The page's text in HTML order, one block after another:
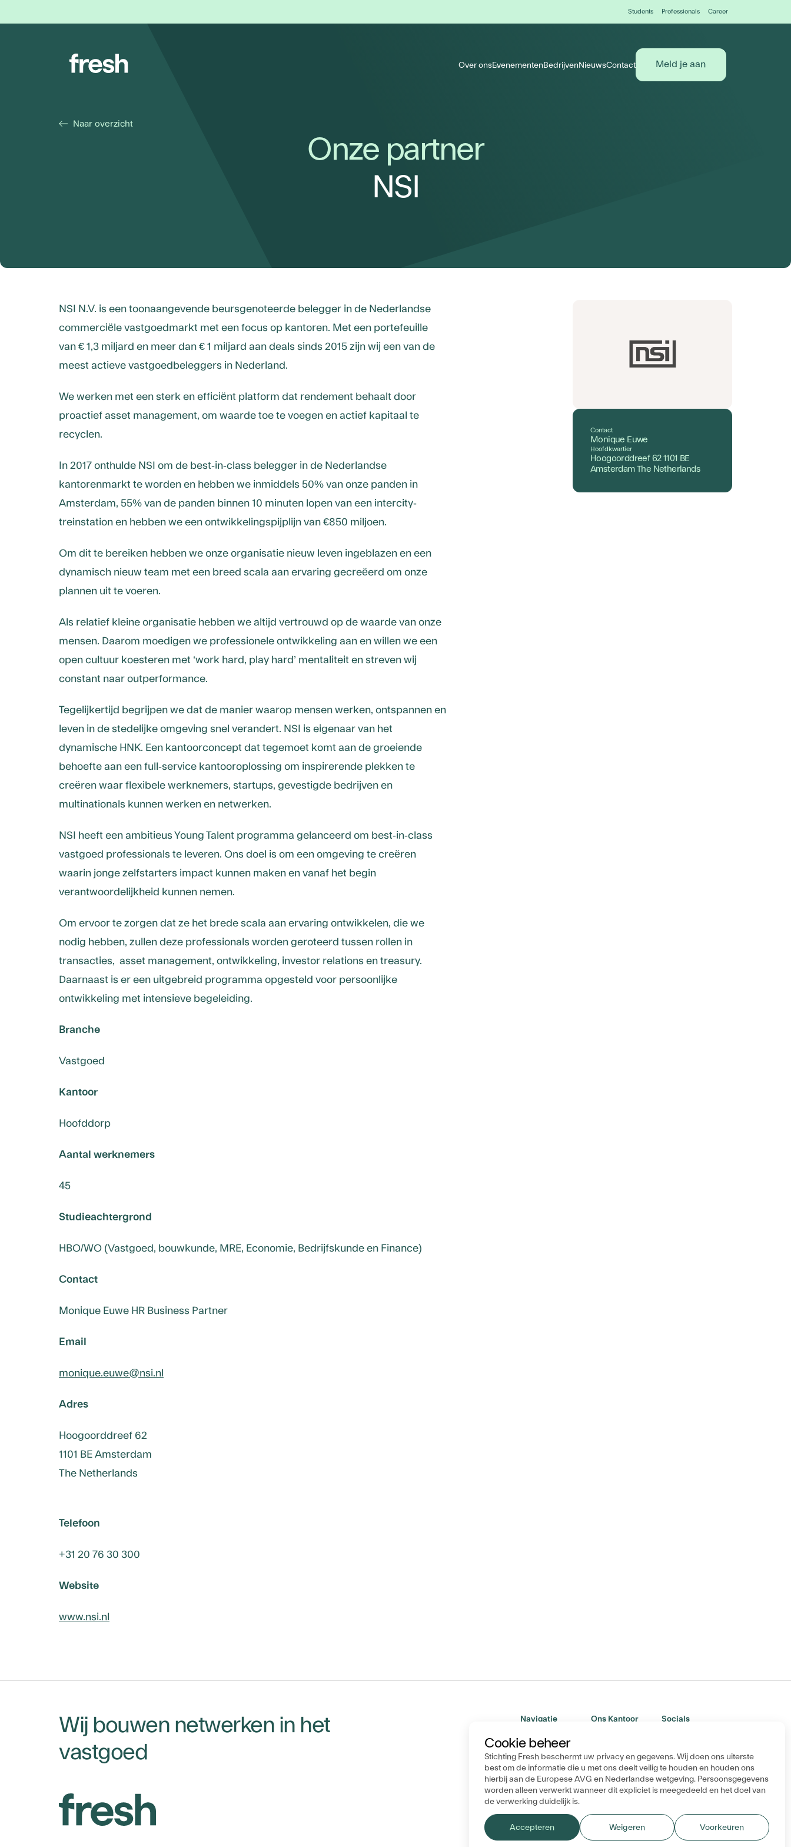
Cookie beheer
Stichting Fresh beschermt uw privacy en gegevens. Wij doen ons uiterste
best om de informatie die u met ons deelt veilig te houden en houden ons
hierbij aan de Europese AVG en Nederlandse wetgeving. Persoonsgegevens
worden alleen verwerkt wanneer dit expliciet is meegedeeld en het doel van
de verwerking duidelijk is.
Accepteren Weigeren Voorkeuren
Students Professionals Career
Over onsEvenementenBedrijvenNieuwsContact Meld je aan
Naar overzicht
Onze partner
NSI
NSI N.V. is een toonaangevende beursgenoteerde belegger in de Nederlandse
commerciële vastgoedmarkt met een focus op kantoren. Met een portefeuille
van € 1,3 miljard en meer dan € 1 miljard aan deals sinds 2015 zijn wij een van de
meest actieve vastgoedbeleggers in Nederland.
We werken met een sterk en efficiënt platform dat rendement behaalt door
proactief asset management, om waarde toe te voegen en actief kapitaal te
recyclen.
In 2017 onthulde NSI om de best-in-class belegger in de Nederlandse
kantorenmarkt te worden en hebben we inmiddels 50% van onze panden in
Amsterdam, 55% van de panden binnen 10 minuten lopen van een intercity-
treinstation en hebben we een ontwikkelingspijplijn van €850 miljoen.
Om dit te bereiken hebben we onze organisatie nieuw leven ingeblazen en een
dynamisch nieuw team met een breed scala aan ervaring gecreëerd om onze
plannen uit te voeren.
Als relatief kleine organisatie hebben we altijd vertrouwd op de waarde van onze
mensen. Daarom moedigen we professionele ontwikkeling aan en willen we een
open cultuur koesteren met ‘work hard, play hard’ mentaliteit en streven wij
constant naar outperformance.
Tegelijkertijd begrijpen we dat de manier waarop mensen werken, ontspannen en
leven in de stedelijke omgeving snel verandert. NSI is eigenaar van het
dynamische HNK. Een kantoorconcept dat tegemoet komt aan de groeiende
behoefte aan een full-service kantooroplossing om inspirerende plekken te
creëren waar flexibele werknemers, startups, gevestigde bedrijven en
multinationals kunnen werken en netwerken.
NSI heeft een ambitieus Young Talent programma gelanceerd om best-in-class
vastgoed professionals te leveren. Ons doel is om een omgeving te creëren
waarin jonge zelfstarters impact kunnen maken en vanaf het begin
verantwoordelijkheid kunnen nemen.
Om ervoor te zorgen dat ze het brede scala aan ervaring ontwikkelen, die we
nodig hebben, zullen deze professionals worden geroteerd tussen rollen in
transacties, asset management, ontwikkeling, investor relations en treasury.
Daarnaast is er een uitgebreid programma opgesteld voor persoonlijke
ontwikkeling met intensieve begeleiding.
Branche
Vastgoed
Kantoor
Hoofddorp
Aantal werknemers
45
Studieachtergrond
HBO/WO (Vastgoed, bouwkunde, MRE, Economie, Bedrijfskunde en Finance)
Contact
Monique Euwe HR Business Partner
Email
monique.euwe@nsi.nl
Adres
Hoogoorddreef 62
1101 BE Amsterdam
The Netherlands
Telefoon
+31 20 76 30 300
Website
www.nsi.nl
Contact
Monique Euwe
Hoofdkwartier
Hoogoorddreef 62 1101 BE
Amsterdam The Netherlands
Wij bouwen netwerken in het
vastgoed
Navigatie
Evenementen
Nieuws
Bedrijven
Over ons
Ons Kantoor
P.O. Box 19183
3501 DD Utrecht
Socials
Algemene voorwaarden Cookie PolicyPrivacy PolicyCopyright Fresh